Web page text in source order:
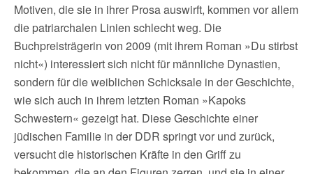
Motiven, die sie in ihrer Prosa auswirft, kommen vor allem
die patriarchalen Linien schlecht weg. Die
Buchpreisträgerin von 2009 (mit ihrem Roman »Du stirbst
nicht«) interessiert sich nicht für männliche Dynastien,
sondern für die weiblichen Schicksale in der Geschichte,
wie sich auch in ihrem letzten Roman »Kapoks
Schwestern« gezeigt hat. Diese Geschichte einer
jüdischen Familie in der DDR springt vor und zurück,
versucht die historischen Kräfte in den Griff zu